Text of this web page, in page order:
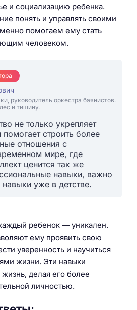
и социализацию ребенка.
понять и управлять своими
помогаем ему стать
человеком.
руководитель оркестра баянистов.
и тишину.
не только укрепляет
строить более
отношения с
мире, где
ценится так же
навыки, важно
навыки уже в детстве.
ребенок — уникален.
ему проявить свою
уверенность и научиться
жизни. Эти навыки
делая его более
личностью.